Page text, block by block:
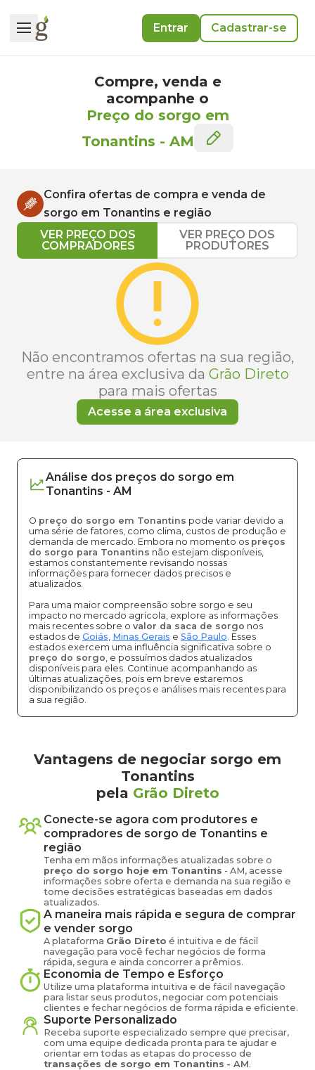
Entrar Cadastrar-se
Compre, venda e
acompanhe o
Preço do sorgo em
Tonantins - AM
Confira ofertas de compra e venda de
sorgo em Tonantins e região
VER PREÇO DOS
COMPRADORES
VER PREÇO DOS
PRODUTORES
Não encontramos ofertas na sua região,
entre na área exclusiva da Grão Direto
para mais ofertas
Acesse a área exclusiva
Análise dos preços do sorgo em
Tonantins - AM
O preço do sorgo em Tonantins pode variar devido a
uma série de fatores, como clima, custos de produção e
demanda de mercado. Embora no momento os preços
do sorgo para Tonantins não estejam disponíveis,
estamos constantemente revisando nossas
informações para fornecer dados precisos e
atualizados.
Para uma maior compreensão sobre sorgo e seu
impacto no mercado agrícola, explore as informações
mais recentes sobre o valor da saca de sorgo nos
estados de Goiás, Minas Gerais e São Paulo. Esses
estados exercem uma influência significativa sobre o
preço do sorgo, e possuímos dados atualizados
disponíveis para eles. Continue acompanhando as
últimas atualizações, pois em breve estaremos
disponibilizando os preços e análises mais recentes para
a sua região.
Vantagens de negociar sorgo em
Tonantins
pela Grão Direto
Conecte-se agora com produtores e
compradores de sorgo de Tonantins e
região
Tenha em mãos informações atualizadas sobre o
preço do sorgo hoje em Tonantins - AM, acesse
informações sobre oferta e demanda na sua região e
tome decisões estratégicas baseadas em dados
atualizados.
A maneira mais rápida e segura de comprar
e vender sorgo
A plataforma Grão Direto é intuitiva e de fácil
navegação para você fechar negócios de forma
rápida, segura e ainda concorrer a prêmios.
Economia de Tempo e Esforço
Utilize uma plataforma intuitiva e de fácil navegação
para listar seus produtos, negociar com potenciais
clientes e fechar negócios de forma rápida e eficiente.
Suporte Personalizado
Receba suporte especializado sempre que precisar,
com uma equipe dedicada pronta para te ajudar e
orientar em todas as etapas do processo de
transações de sorgo em Tonantins - AM.